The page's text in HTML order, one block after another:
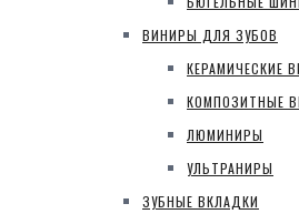
ВИНИРЫ ДЛЯ ЗУБОВ
КЕРАМИЧЕСКИЕ
КОМПОЗИТНЫЕ
ЛЮМИНИРЫ
УЛЬТРАНИРЫ
ЗУБНЫЕ ВКЛАДКИ